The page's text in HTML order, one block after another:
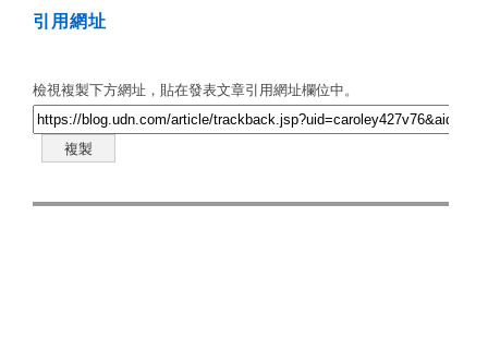
引用網址
檢視複製下方網址，貼在發表文章引用網址欄位中。
複製